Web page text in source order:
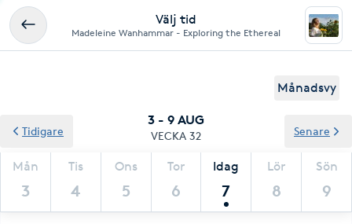
Välj tid
Madeleine Wanhammar - Exploring the Ethereal
Månadsvy
3 - 9 AUG
VECKA 32
Mån
3
Tis
4
Ons
5
Tor
6
Idag
7
Lör
8
Sön
9
Tidigare Senare